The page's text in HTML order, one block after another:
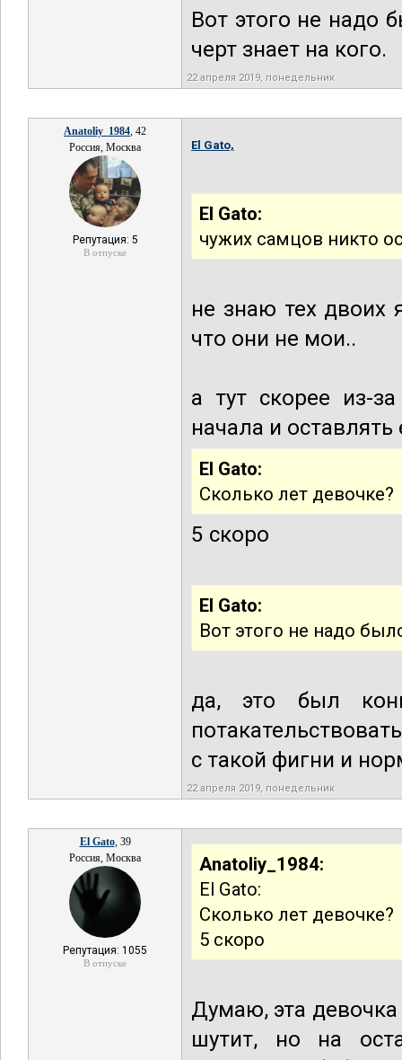
Вот этого не надо
черт знает на кого.
22 апреля 2019, понедельник
Anatoliy_1984, 42
Россия, Москва
Репутация: 5
В отпуске
El Gato,
El Gato:
чужих самцов никто
не знаю тех двоих
что они не мои..
а тут скорее из-
начала и
El Gato:
Сколько лет девочке?
5 скоро
El Gato:
Вот этого не надо
да, это был
с такой фигни и
22 апреля 2019, понедельник
El Gato, 39
Россия, Москва
Репутация: 1055
В отпуске
Anatoliy_1984:
El Gato:
Сколько лет девочке?
5 скоро
Думаю, эта
шутит, но на